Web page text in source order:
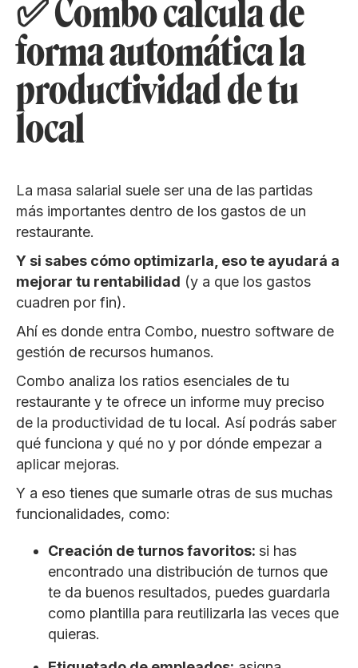
✅ Combo calcula de
forma automática la
productividad de tu
local
La masa salarial suele ser una de las partidas
más importantes dentro de los gastos de un
restaurante.
Y si sabes cómo optimizarla, eso te ayudará a
mejorar tu rentabilidad (y a que los gastos
cuadren por fin).
Ahí es donde entra Combo, nuestro software de
gestión de recursos humanos.
Combo analiza los ratios esenciales de tu
restaurante y te ofrece un informe muy preciso
de la productividad de tu local. Así podrás saber
qué funciona y qué no y por dónde empezar a
aplicar mejoras.
Y a eso tienes que sumarle otras de sus muchas
funcionalidades, como:
Creación de turnos favoritos: si has
encontrado una distribución de turnos que
te da buenos resultados, puedes guardarla
como plantilla para reutilizarla las veces que
quieras.